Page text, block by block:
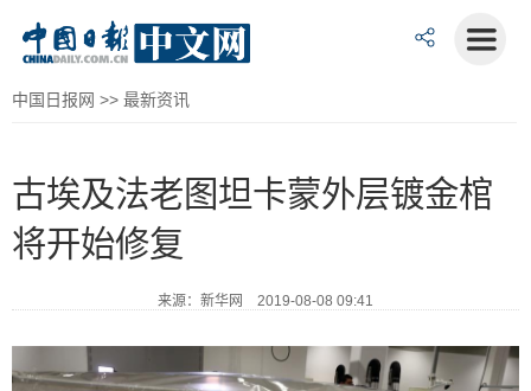
中国日报网 >> 最新资讯
古埃及法老图坦卡蒙外层镀金棺
将开始修复
来源：新华网 2019-08-08 09:41